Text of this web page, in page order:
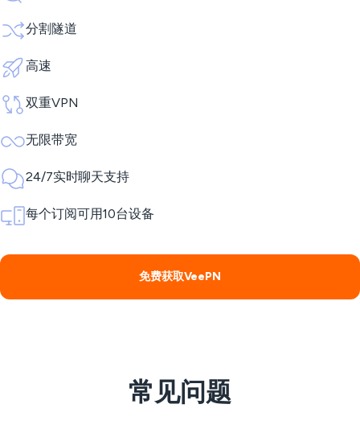
分割隧道
高速
双重VPN
无限带宽
24/7实时聊天支持
每个订阅可用10台设备
免费获取VeePN
常见问题